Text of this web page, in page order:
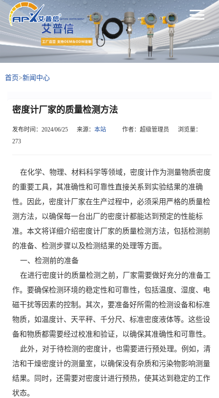
首页>新闻中心
密度计厂家的质量检测方法
发布时间：2024/06/25 来源： 本站 作者：超级管理员
浏览量：
273
在化学、物理、材料科学等领域，密度计作为测量物质密度
的重要工具，其准确性和可靠性直接关系到实验结果的准确
性。因此，密度计厂家在生产过程中，必须采用严格的质量检
测方法，以确保每一台出厂的密度计都能达到预定的性能标
准。本文将详细介绍密度计厂家的质量检测方法，包括检测前
的准备、检测步骤以及检测结果的处理等方面。
一、检测前的准备
在进行密度计的质量检测之前，厂家需要做好充分的准备工
作。要确保检测环境的稳定性和可靠性，包括温度、湿度、电
磁干扰等因素的控制。其次，要准备好所需的检测设备和标准
物质，如温度计、天平秤、千分尺、标准密度液体等。这些设
备和物质都需要经过校准和验证，以确保其准确性和可靠性。
此外，对于待检测的密度计，也需要进行预处理。例如，清
洁和干燥密度计的测量室，以确保没有杂质和污染物影响测量
结果。同时，还需要对密度计进行预热，使其达到稳定的工作
状态。